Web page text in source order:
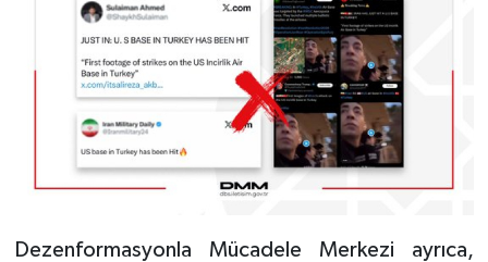
Dezenformasyonla Mücadele Merkezi ayrıca,